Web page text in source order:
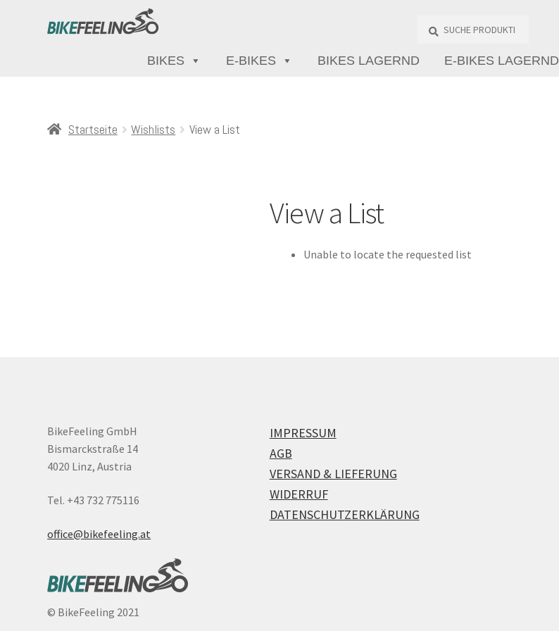
Produkte
BIKES E-BIKES BIKES LAGERND E-BIKES LAGERND
Startseite Wishlists View a List
View a List
Unable to locate the requested list
BikeFeeling GmbH
Bismarckstraße 14
4020 Linz, Austria
Tel. +43 732 775116
office@bikefeeling.at
© BikeFeeling 2021
IMPRESSUM
AGB
VERSAND & LIEFERUNG
WIDERRUF
DATENSCHUTZERKLÄRUNG